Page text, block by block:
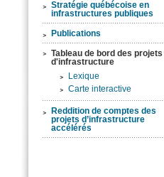
Stratégie québécoise en
infrastructures publiques
Publications
Tableau de bord des projets
d'infrastructure
Lexique
Carte interactive
Reddition de comptes des
projets d’infrastructure
accélérés